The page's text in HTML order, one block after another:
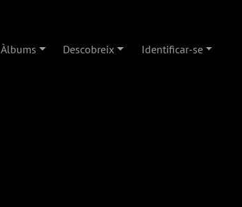
Àlbums Descobreix Identificar-se